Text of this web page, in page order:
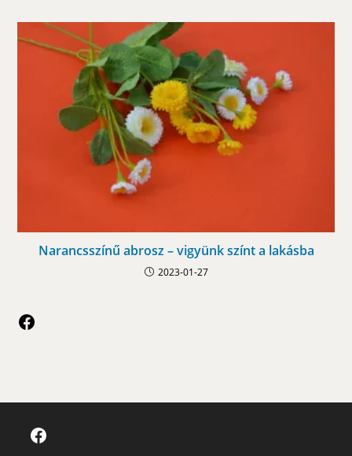
Narancsszínű abrosz – vigyünk színt a lakásba
2023-01-27
Facebook
Facebook